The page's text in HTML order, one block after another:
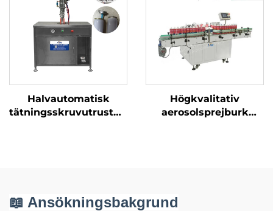
Halvautomatisk
tätningsskruvutrustning
Högkvalitativ
aerosolsprejburk
📖 Ansökningsbakgrund